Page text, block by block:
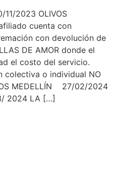
2023 OLIVOS
cuenta con
con devolución de
DE AMOR donde el
el costo del servicio.
colectiva o individual NO
MEDELLÍN 27/02/2024
2024 LA […]